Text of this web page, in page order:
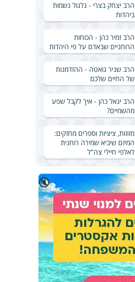
הרב יצחק בצרי - גלגול נשמות
ביהדות
הרב זמיר כהן - הכוחות
הרוחניים שבאדם על פי היהדות
הרב שניר גואטה - ההזדמנות
של החיים שלכם
הרב יגאל כהן - איך לקבל שפע
מהשמיים?
מזוזות, ציציות וספרים מחזקים:
המיזם שיביא שמירה רוחנית
לאלפי חיילי צה"ל
🔇